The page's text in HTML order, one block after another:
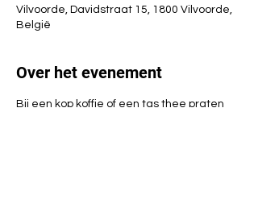
Vilvoorde, Davidstraat 15, 1800 Vilvoorde,
België
Over het evenement
Bij een kop koffie of een tas thee praten